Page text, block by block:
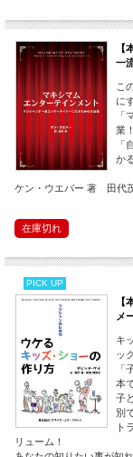
【
一
こ
に
「
業！
「
か
ケン・ウエバー 著 田
在庫切れ
PICK UP
【
メ
キ
ッ
「
本
子
別
ト
リューム！